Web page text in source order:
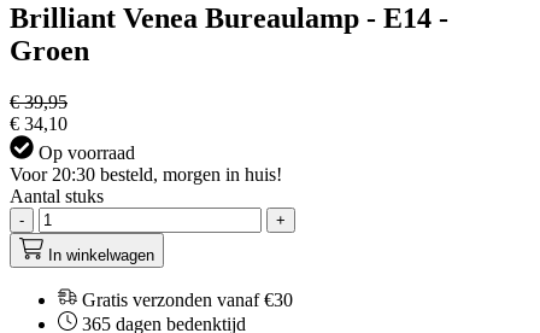
Brilliant Venea Bureaulamp - E14 -
Groen
€ 39,95
€ 34,10
Op voorraad
Voor 20:30 besteld, morgen in huis!
Aantal stuks
-
+
In winkelwagen
Gratis verzonden vanaf €30
365 dagen bedenktijd